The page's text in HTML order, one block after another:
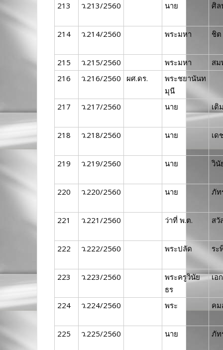
213 ว.213/2560 นาย ศิล
214 ว.214/2560 พระมหา ชิต
215 ว.215/2560 พระมหา
สม
216
ว.216/2560 ผศ.ดร.
พระชยานันท
มุนี
217
ว.217/2560 นาย เติ
218 ว.218/2560 นาย เด
219 ว.219/2560 นาย วินั
220 ว.220/2560 นาย ภัท
221 ว.221/2560 ว่าที่ พ.ต. สวั
222 ว.222/2560 พระปลัด ระ
223 ว.223/2560
พระครูวินัย
ธร
เอก
224 ว.224/2560 พระ ค
225 ว.225/2560 นาย ภัท